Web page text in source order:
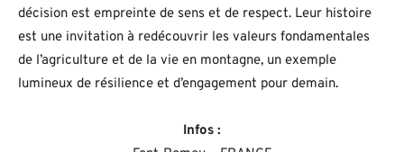
décision est empreinte de sens et de respect. Leur histoire
est une invitation à redécouvrir les valeurs fondamentales
de l’agriculture et de la vie en montagne, un exemple
lumineux de résilience et d’engagement pour demain.
Infos :